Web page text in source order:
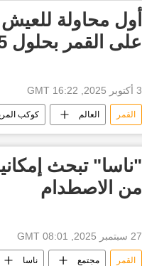
أول محاولة
على القمر بحلول 2035
3 أكتوبر 2025, 16:22 GMT
القمر العالم كوكب
"ناسا" تبحث
من الاصطدام
27 سبتمبر 2025, 08:01 GMT
القمر مجتمع ناسا